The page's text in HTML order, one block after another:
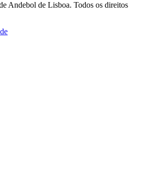
Andebol de Lisboa. Todos os direitos